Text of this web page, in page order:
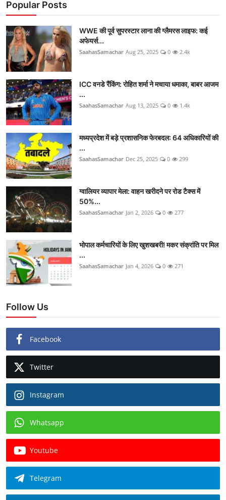
Popular Posts
WWE की पूर्व सुपरस्टार लाना की ग्लैमरस लाइफ: कई
अफेयर्स...
SaahasSamachar Aug 25, 2025 0 2.4k
ICC वनडे रैंकिंग: रोहित शर्मा ने मचाया धमाका, बाबर आजम
...
SaahasSamachar Aug 13, 2025 0 1.4k
मध्यप्रदेश में बड़े प्रशासनिक फेरबदल: 64 अधिकारियों की
...
SaahasSamachar Dec 25, 2025 0 299
ग्वालियर व्यापार मेला: वाहन खरीदने पर रोड टैक्स में
50%...
SaahasSamachar Jan 2, 2026 0 277
भोपाल कर्मचारियों के लिए खुशखबरी! मकर संक्रांति पर मिल
...
SaahasSamachar Jan 4, 2026 0 271
Follow Us
Facebook
Twitter
Instagram
Whatsapp
Youtube
Telegram